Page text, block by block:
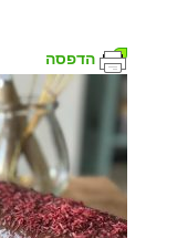
הדפסה